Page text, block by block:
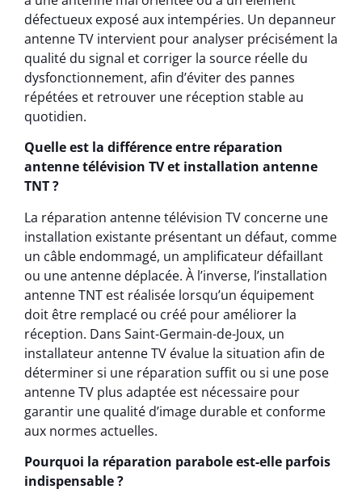
défectueux exposé aux intempéries. Un depanneur
antenne TV intervient pour analyser précisément la
qualité du signal et corriger la source réelle du
dysfonctionnement, afin d’éviter des pannes
répétées et retrouver une réception stable au
quotidien.
Quelle est la différence entre réparation
antenne télévision TV et installation antenne
TNT ?
La réparation antenne télévision TV concerne une
installation existante présentant un défaut, comme
un câble endommagé, un amplificateur défaillant
ou une antenne déplacée. À l’inverse, l’installation
antenne TNT est réalisée lorsqu’un équipement
doit être remplacé ou créé pour améliorer la
réception. Dans Saint-Germain-de-Joux, un
installateur antenne TV évalue la situation afin de
déterminer si une réparation suffit ou si une pose
antenne TV plus adaptée est nécessaire pour
garantir une qualité d’image durable et conforme
aux normes actuelles.
Pourquoi la réparation parabole est-elle parfois
indispensable ?